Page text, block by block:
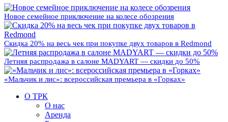
Новое семейное приключение на колесе обозрения
Скидка 20% на весь чек при покупке двух товаров в Redmond
Летняя распродажа в салоне MADYART — скидки до 50%
«Мальчик и лис»: всероссийская премьера в «Горках»
О ТРК
О нас
Аренда